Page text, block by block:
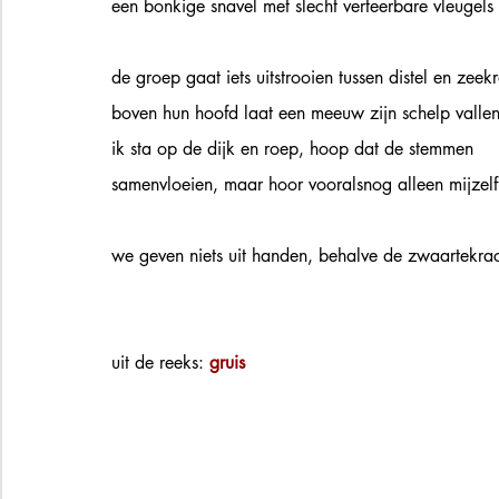
een bonkige snavel met slecht verteerbare vleugels
de groep gaat iets uitstrooien tussen distel en
boven hun hoofd laat een meeuw zijn schelp vallen
ik sta op de dijk en roep, hoop dat de stemmen
samenvloeien, maar hoor vooralsnog alleen mijzelf
we geven niets uit handen, behalve de
uit de reeks: gruis